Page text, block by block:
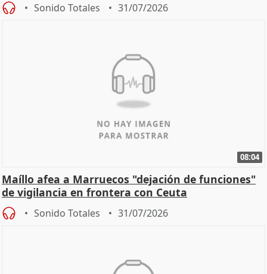
Sonido Totales 31/07/2026
08:04
Maíllo afea a Marruecos "dejación de funciones"
de vigilancia en frontera con Ceuta
Sonido Totales 31/07/2026